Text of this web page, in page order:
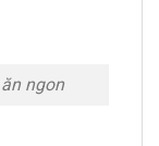
ngon